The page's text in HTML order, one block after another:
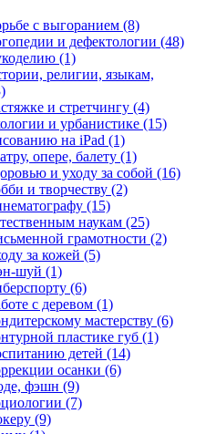
с выгоранием (8)
и дефектологии (48)
(1)
религии, языкам,
и стретчингу (4)
и урбанистике (15)
на iPad (1)
опере, балету (1)
и уходу за собой (16)
и творчеству (2)
(15)
наукам (25)
грамотности (2)
за кожей (5)
шуй (1)
(6)
с деревом (1)
мастерству (6)
пластике губ (1)
детей (14)
осанки (6)
фэшн (9)
(7)
(9)